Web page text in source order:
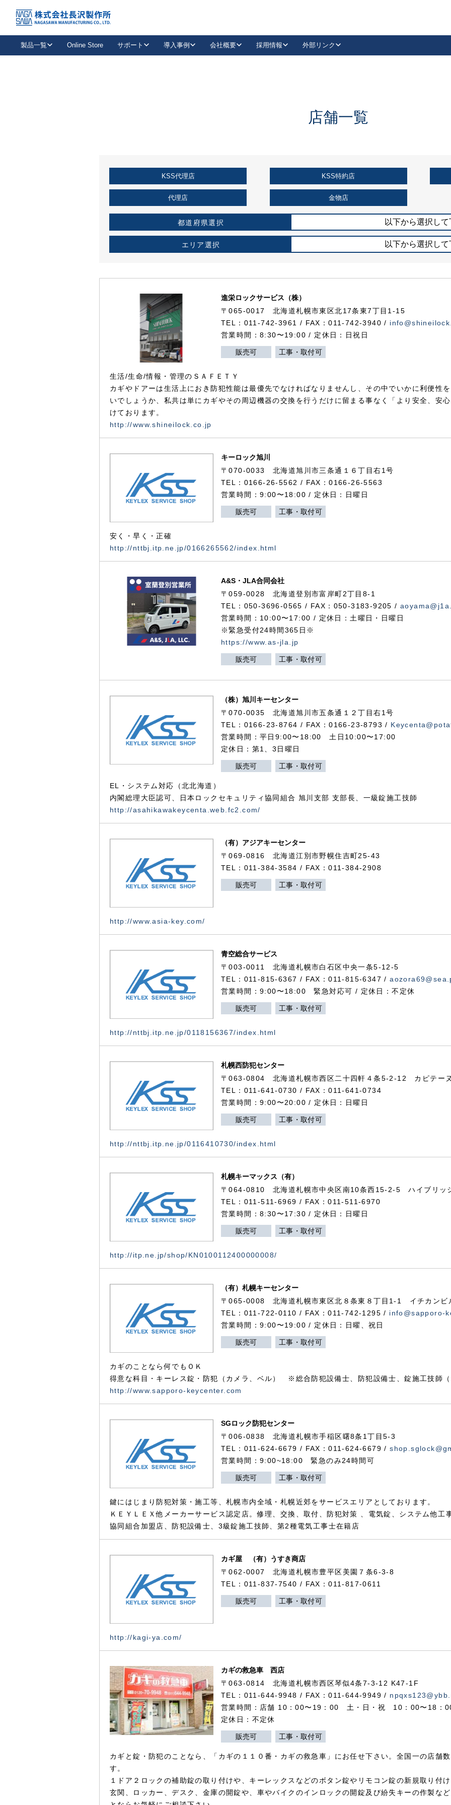
製品一覧
抗ウイルス・抗菌製品
キーレックスを品番からお探しいただけます。
Online Store サポート
取扱店情報
お役立ち情報
導入事例
企業様採用事例
会社概要 採用情報 外部リンク
LinkedIn
KSS加盟店・取扱店情報
店舗一覧
店舗一覧
KSS代理店 KSS特約店
代理店 金物店
都道府県選択 以下から選択し
エリア選択 以下から選択し
進栄ロックサービス（株）
〒065-0017 北海道札幌市東区北17条東7丁目1-15
TEL：011-742-3961 / FAX：011-742-3940 /
営業時間：8:30〜19:00 / 定休日：日祝日
販売可 工事・取付可
生活/生命/情報・管理のＳＡＦＥＴＹ
カギやドアーは生活上におき防犯性能は最優先でなければなりませんし、その中でいかに利便性
いでしょうか、私共は単にカギやその周辺機器の交換を行うだけに留まる事なく「より安全、安
けております。
http://www.shineilock.co.jp
キーロック旭川
〒070-0033 北海道旭川市三条通１６丁目右1号
TEL：0166-26-5562 / FAX：0166-26-5563
営業時間：9:00〜18:00 / 定休日：日曜日
販売可 工事・取付可
安く・早く・正確
http://nttbj.itp.ne.jp/0166265562/index.html
A&S・JLA合同会社
〒059-0028北海道登別市富岸町2丁目 8-1
TEL：050-3696-0565 / FAX：050-3183-9205 /
営業時間：10:00〜17:00 / 定休日：土曜日・日曜日
※緊急受付24時間365日※
https://www.as-jla.jp
販売可 工事・取付可
（株）旭川キーセンター
〒070-0035 北海道旭川市五条通１２丁目右1号
TEL：0166-23-8764 / FAX：0166-23-8793 /
営業時間：平日9:00〜18:00 土日10:00〜17:00
定休日：第1、3日曜日
販売可 工事・取付可
EL・システム対応（北北海道）
内閣総理大臣認可、日本ロックセキュリティ協同組合 旭川支部 支部長、一級錠施工技師
http://asahikawakeycenta.web.fc2.com/
（有）アジアキーセンター
〒069-0816 北海道江別市野幌住吉町25-43
TEL：011-384-3584 / FAX：011-384-2908
販売可 工事・取付可
http://www.asia-key.com/
青空総合サービス
〒003-0011 北海道札幌市白石区中央一条5-12-5
TEL：011-815-6367 / FAX：011-815-6347 /
営業時間：9:00〜18:00 緊急対応可 / 定休日：不定休
販売可 工事・取付可
http://nttbj.itp.ne.jp/0118156367/index.html
札幌西防犯センター
〒063-0804 北海道札幌市西区二十四軒４条5-2-12 カピテー
TEL：011-641-0730 / FAX：011-641-0734
営業時間：9:00〜20:00 / 定休日：日曜日
販売可 工事・取付可
http://nttbj.itp.ne.jp/0116410730/index.html
札幌キーマックス（有）
〒064-0810 北海道札幌市中央区南10条西15-2-5 ハイブリッ
TEL：011-511-6969 / FAX：011-511-6970
営業時間：8:30〜17:30 / 定休日：日曜日
販売可 工事・取付可
http://itp.ne.jp/shop/KN0100112400000008/
（有）札幌キーセンター
〒065-0008 北海道札幌市東区北８条東８丁目1-1 イチカンビ
TEL：011-722-0110 / FAX：011-742-1295 / info@sapporo-
営業時間：9:00〜19:00 / 定休日：日曜、祝日
販売可 工事・取付可
カギのことなら何でもＯＫ
得意な科目・キーレス錠・防犯（カメラ、ベル） ※総合防犯設備士、防犯設備士、錠施工技師
http://www.sapporo-keycenter.com
SGロック防犯センター
〒006-0838 北海道札幌市手稲区曙8条1丁目5-3
TEL：011-624-6679 / FAX：011-624-6679 /
営業時間：9:00~18:00 緊急のみ24時間可
販売可 工事・取付可
鍵にはじまり防犯対策・施工等、札幌市内全域・札幌近郊をサービスエリアとしております。
ＫＥＹＬＥＸ他メーカーサービス認定店。修理、交換、取付、防犯対策 、電気錠、システム他工
協同組合加盟店、防犯設備士、3級錠施工技師、第2種電気工事士在籍店
カギ屋 （有）うすき商店
〒062-0007 北海道札幌市豊平区美園７条6-3-8
TEL：011-837-7540 / FAX：011-817-0611
販売可 工事・取付可
http://kagi-ya.com/
カギの救急車 西店
〒063-0814 北海道札幌市西区琴似4条7-3-12 K47-1F
TEL：011-644-9948 / FAX：011-644-9949 /
営業時間：店舗 10：00〜19：00 土・日・祝 10：00〜18：
定休日：不定休
販売可 工事・取付可
カギと錠・防犯のことなら、「カギの１１０番・カギの救急車」にお任せ下さい。全国一の店舗
す。
１ドア２ロックの補助錠の取り付けや、キーレックスなどのボタン錠やリモコン錠の新規取り付
玄関、ロッカー、デスク、金庫の開錠や、車やバイクのインロックの開錠及び紛失キーの作製な